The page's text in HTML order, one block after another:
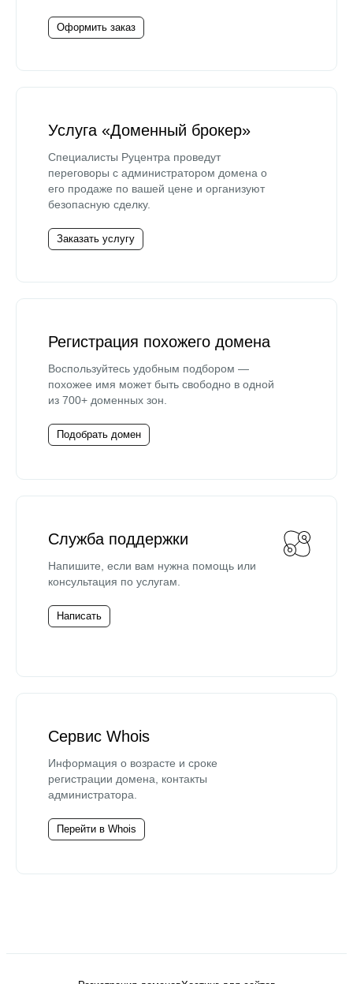
Оформить заказ
Услуга «Доменный брокер»
Специалисты Руцентра проведут
переговоры с администратором домена о
его продаже по вашей цене и организуют
безопасную сделку.
Заказать услугу
Регистрация похожего домена
Воспользуйтесь удобным подбором —
похожее имя может быть свободно в одной
из 700+ доменных зон.
Подобрать домен
Служба поддержки
Напишите, если вам нужна помощь или
консультация по услугам.
Написать
Сервис Whois
Информация о возрасте и сроке
регистрации домена, контакты
администратора.
Перейти в Whois